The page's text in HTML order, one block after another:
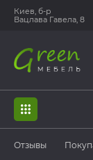
Киев, б-р
Вацлава Гавела, 8
Отзывы